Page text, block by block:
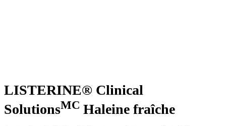
LISTERINE® Clinical
SolutionsMC Haleine fraîche